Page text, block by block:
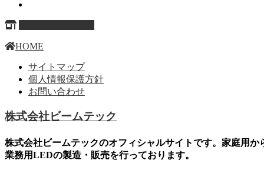
HOME
サイトマップ
個人情報保護方針
お問い合わせ
株式会社ビームテック
株式会社ビームテックのオフィシャルサイトです。家庭用か
業務用LEDの製造・販売を行っております。